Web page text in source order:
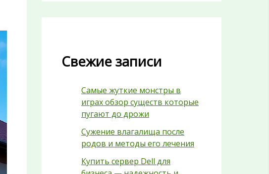
Свежие записи
Самые жуткие монстры в
играх обзор существ которые
пугают до дрожи
Сужение влагалища после
родов и методы его лечения
Купить сервер Dell для